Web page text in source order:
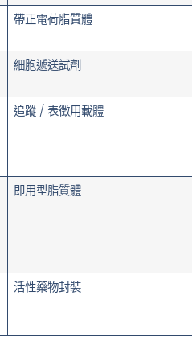
帶正電荷脂質體
細胞遞送試劑
追蹤 / 表徵用載體
即用型脂質體
活性藥物封裝